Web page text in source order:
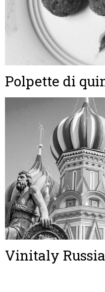
Polpette di
Vinitaly Russia